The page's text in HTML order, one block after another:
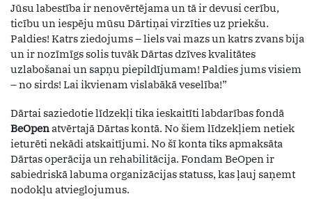
Jūsu labestība ir nenovērtējama un tā ir devusi cerību,
ticību un iespēju mūsu Dārtiņai virzīties uz priekšu.
Paldies! Katrs ziedojums – liels vai mazs un katrs zvans bija
un ir nozīmīgs solis tuvāk Dārtas dzīves kvalitātes
uzlabošanai un sapņu piepildījumam! Paldies jums visiem
– no sirds! Lai ikvienam vislabākā veselība!”
Dārtai saziedotie līdzekļi tika ieskaitīti labdarības fondā
BeOpenatvērtajā Dārtas kontā. No šiem līdzekļiem netiek
ieturēti nekādi atskaitījumi. No šī konta tiks apmaksāta
Dārtas operācija un rehabilitācija. Fondam BeOpen ir
sabiedriskā labuma organizācijas statuss, kas ļauj saņemt
nodokļu atvieglojumus.